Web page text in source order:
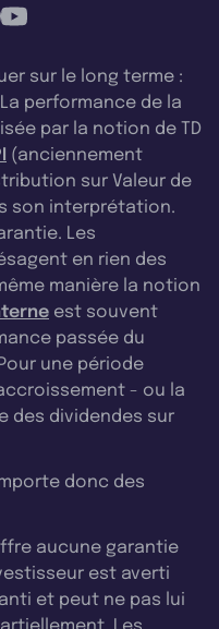
sur le long terme :
performance de la
par la notion de TD
(anciennement
sur Valeur de
son interprétation.
Les
en rien des
manière la notion
est souvent
passée du
une période
- ou la
des dividendes sur
donc des
aucune garantie
est averti
et peut ne pas lui